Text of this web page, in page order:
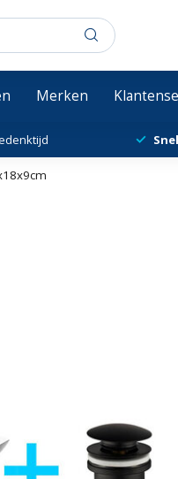
Merken